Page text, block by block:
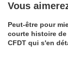
Vous
Peut-être pour
courte histoire de
CFDT qui s'en